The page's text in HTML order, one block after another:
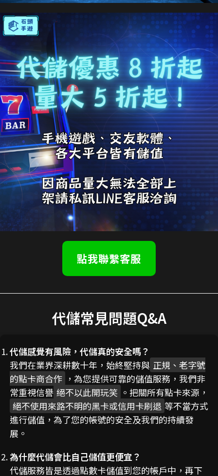
點我聯繫客服
代儲常見問題Q&A
代儲感覺有風險，代儲真的安全嗎？
我們在業界深耕數十年，始終堅持與 正規、老字號
的點卡商合作 ，為您提供可靠的儲值服務，我們非
常重視信譽 絕不以此開玩笑 。把關所有點卡來源，
絕不使用來路不明的黑卡或信用卡刷退 等不當方式
進行儲值，為了您的帳號的安全及我們的持續發
展。
為什麼代儲會比自己儲值更便宜？
代儲服務皆是透過點數卡儲值到您的帳戶中，再下